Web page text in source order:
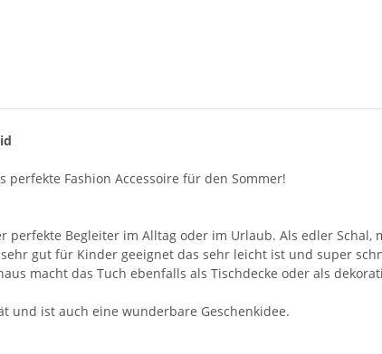
perfekte Fashion Accessoire für den Sommer!
Begleiter im Alltag oder im Urlaub. Als edler
gut für Kinder geeignet das sehr leicht ist und super
macht das Tuch ebenfalls als Tischdecke oder als
und ist auch eine wunderbare Geschenkidee.